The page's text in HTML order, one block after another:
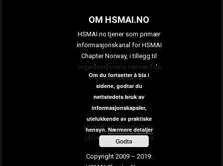
OM HSMAI.NO
HSMAI.no tjener som primær
informasjonskanal for HSMAI
Chapter Norway, i tillegg til
organisasjonens nærvær i de
sosiale mediene.
Ansvarlig redaktør:
Ingunn Hofseth
Utviklet og tilrettelagt av:
jarle.petterson.media
Copyright 2009 – 2019:
Om du fortsetter å bla i
sidene, godtar du
nettstedets bruk av
informasjonskapsler,
utelukkende av praktiske
hensyn.Nærmere detaljer
Godta